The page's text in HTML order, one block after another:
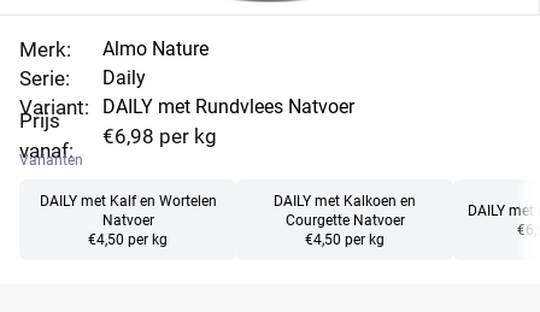
Merk:
Serie:
Variant:
Prijs
vanaf:
Almo Nature
Daily
DAILY met Rundvlees Natvoer
€6,98 per kg
Varianten
DAILY met Kalf en Wortelen
Natvoer
€4,50 per kg
DAILY met Kalkoen en
Courgette Natvoer
€4,50 per kg
DAILY